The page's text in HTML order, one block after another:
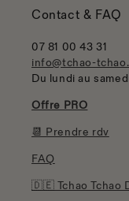
Contact & FAQ
07 81 00 43 31
info@tchao-
Du lundi au
Offre PRO
📆 Prendre rdv
FAQ
🇩🇪 Tchao Tchao